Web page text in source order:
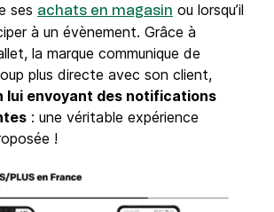
ses achats en magasin ou lorsqu’il
à un évènement. Grâce à
la marque communique de
plus directe avec son client,
lui envoyant des notifications
: une véritable expérience
!